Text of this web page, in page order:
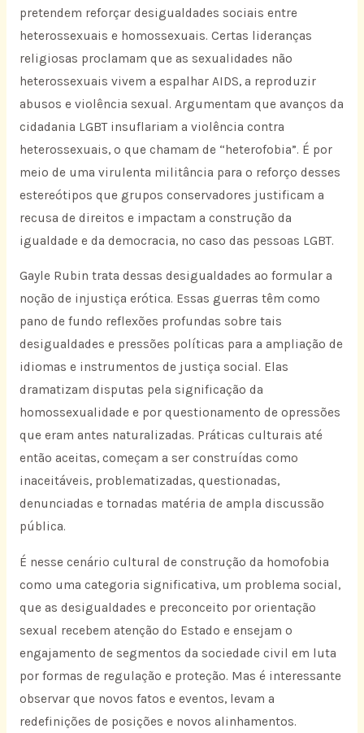
pretendem reforçar desigualdades sociais entre
heterossexuais e homossexuais. Certas lideranças
religiosas proclamam que as sexualidades não
heterossexuais vivem a espalhar AIDS, a reproduzir
abusos e violência sexual. Argumentam que avanços da
cidadania LGBT insuflariam a violência contra
heterossexuais, o que chamam de “heterofobia”. É por
meio de uma virulenta militância para o reforço desses
estereótipos que grupos conservadores justificam a
recusa de direitos e impactam a construção da
igualdade e da democracia, no caso das pessoas LGBT.
Gayle Rubin trata dessas desigualdades ao formular a
noção de injustiça erótica. Essas guerras têm como
pano de fundo reflexões profundas sobre tais
desigualdades e pressões políticas para a ampliação de
idiomas e instrumentos de justiça social. Elas
dramatizam disputas pela significação da
homossexualidade e por questionamento de opressões
que eram antes naturalizadas. Práticas culturais até
então aceitas, começam a ser construídas como
inaceitáveis, problematizadas, questionadas,
denunciadas e tornadas matéria de ampla discussão
pública.
É nesse cenário cultural de construção da homofobia
como uma categoria significativa, um problema social,
que as desigualdades e preconceito por orientação
sexual recebem atenção do Estado e ensejam o
engajamento de segmentos da sociedade civil em luta
por formas de regulação e proteção. Mas é interessante
observar que novos fatos e eventos, levam a
redefinições de posições e novos alinhamentos.